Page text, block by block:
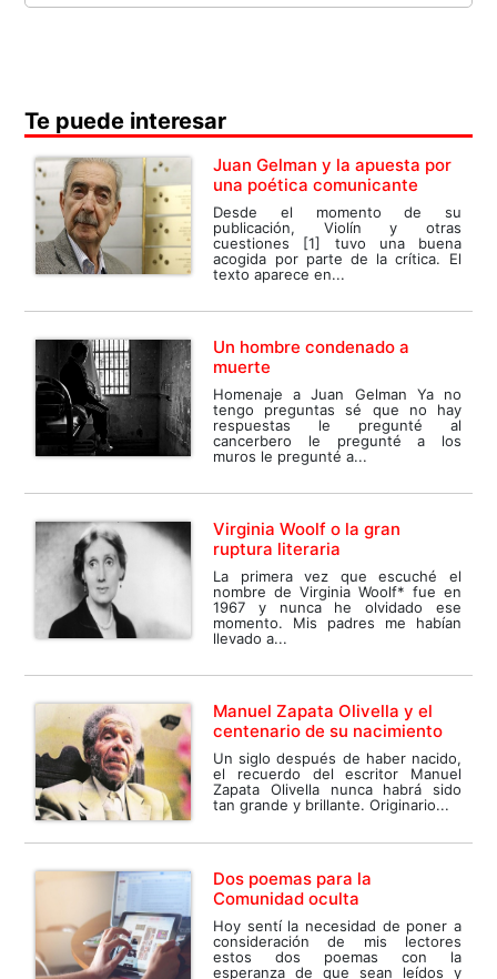
Te puede interesar
Juan Gelman y la apuesta por
una poética comunicante
Desde el momento de su
publicación, Violín y otras
cuestiones [1] tuvo una buena
acogida por parte de la crítica. El
texto aparece en...
Un hombre condenado a
muerte
Homenaje a Juan Gelman Ya no
tengo preguntas sé que no hay
respuestas le pregunté al
cancerbero le pregunté a los
muros le pregunté a...
Virginia Woolf o la gran
ruptura literaria
La primera vez que escuché el
nombre de Virginia Woolf* fue en
1967 y nunca he olvidado ese
momento. Mis padres me habían
llevado a...
Manuel Zapata Olivella y el
centenario de su nacimiento
Un siglo después de haber nacido,
el recuerdo del escritor Manuel
Zapata Olivella nunca habrá sido
tan grande y brillante. Originario...
Dos poemas para la
Comunidad oculta
Hoy sentí la necesidad de poner a
consideración de mis lectores
estos dos poemas con la
esperanza de que sean leídos y